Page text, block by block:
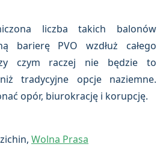
liczba takich balonów
barierę PVO wzdłuż całego
czym raczej nie będzie to
tradycyjne opcje naziemne.
opór, biurokrację i korupcję.
Wolna Prasa